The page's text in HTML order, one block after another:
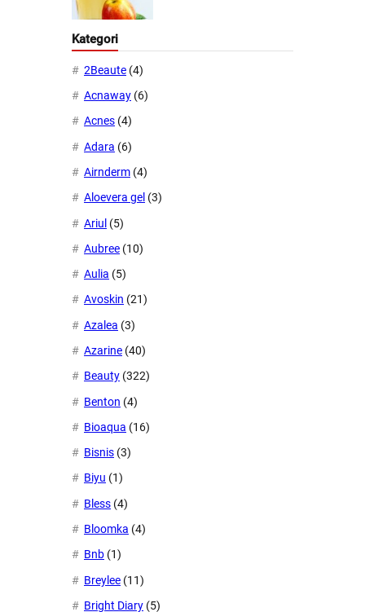
Kategori
2Beaute (4)
Acnaway (6)
Acnes (4)
Adara (6)
Airnderm (4)
Aloevera gel (3)
Ariul (5)
Aubree (10)
Aulia (5)
Avoskin (21)
Azalea (3)
Azarine (40)
Beauty (322)
Benton (4)
Bioaqua (16)
Bisnis (3)
Biyu (1)
Bless (4)
Bloomka (4)
Bnb (1)
Breylee (11)
Bright Diary (5)